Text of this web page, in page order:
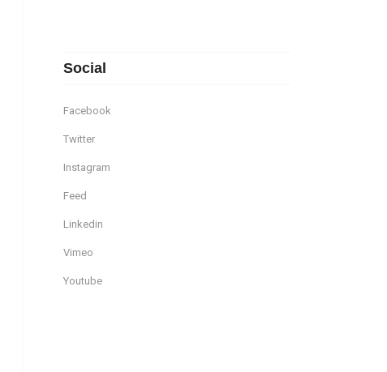
Social
Facebook
Twitter
Instagram
Feed
Linkedin
Vimeo
Youtube